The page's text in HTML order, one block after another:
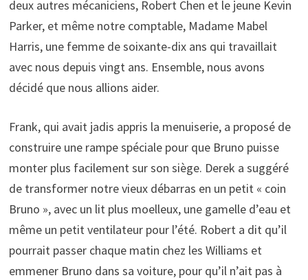
deux autres mécaniciens, Robert Chen et le jeune Kevin
Parker, et même notre comptable, Madame Mabel
Harris, une femme de soixante-dix ans qui travaillait
avec nous depuis vingt ans. Ensemble, nous avons
décidé que nous allions aider.
Frank, qui avait jadis appris la menuiserie, a proposé de
construire une rampe spéciale pour que Bruno puisse
monter plus facilement sur son siège. Derek a suggéré
de transformer notre vieux débarras en un petit « coin
Bruno », avec un lit plus moelleux, une gamelle d’eau et
même un petit ventilateur pour l’été. Robert a dit qu’il
pourrait passer chaque matin chez les Williams et
emmener Bruno dans sa voiture, pour qu’il n’ait pas à